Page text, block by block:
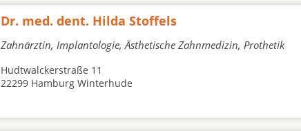
Dr. med. dent. Hilda Stoffels
Zahnärztin, Implantologie, Ästhetische Zahnmedizin, Prothetik
Hudtwalckerstraße 11
22299 Hamburg Winterhude